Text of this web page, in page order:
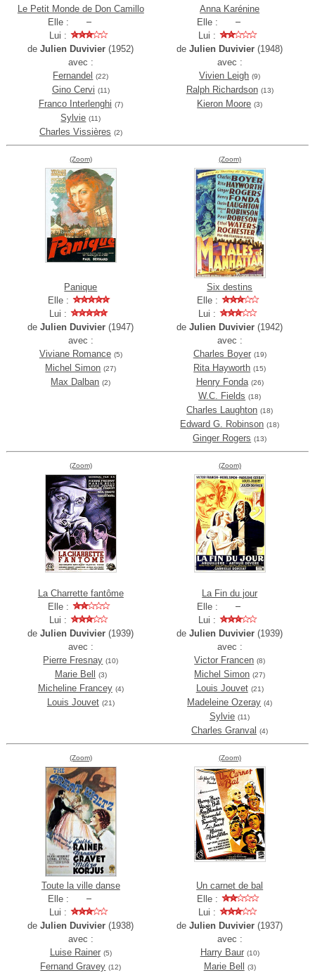
Le Petit Monde de Don Camillo
Elle :
Lui :
deJulien Duvivier (1952)
avec :
Fernandel
(22)
Gino Cervi (11)
Franco Interlenghi (7)
Sylvie (11)
Charles Vissières (2)
Anna Karénine
Elle :
Lui :
deJulien Duvivier (1948)
avec :
Vivien Leigh (9)
Ralph Richardson (13)
Kieron Moore (3)
(Zoom)
Panique
Elle :
Lui :
deJulien Duvivier (1947)
avec :
Viviane Romance (5)
Michel Simon (27)
Max Dalban (2)
(Zoom)
Six destins
Elle :
Lui :
deJulien Duvivier (1942)
avec :
Charles Boyer (19)
Rita Hayworth (15)
Henry Fonda (26)
W.C. Fields (18)
Charles Laughton (18)
Edward G. Robinson (18)
Ginger Rogers (13)
(Zoom)
La Charrette fantôme
Elle :
Lui :
deJulien Duvivier (1939)
avec :
Pierre Fresnay (10)
Marie Bell (3)
Micheline Francey (4)
Louis Jouvet (21)
(Zoom)
La Fin du jour
Elle :
Lui :
deJulien Duvivier (1939)
avec :
Victor Francen (8)
Michel Simon (27)
Louis Jouvet (21)
Madeleine Ozeray (4)
Sylvie (11)
Charles Granval (4)
(Zoom)
Toute la ville danse
Elle :
Lui :
deJulien Duvivier (1938)
avec :
Luise Rainer (5)
Fernand Gravey (12)
(Zoom)
Un carnet de bal
Elle :
Lui :
deJulien Duvivier (1937)
avec :
Harry Baur (10)
Marie Bell (3)